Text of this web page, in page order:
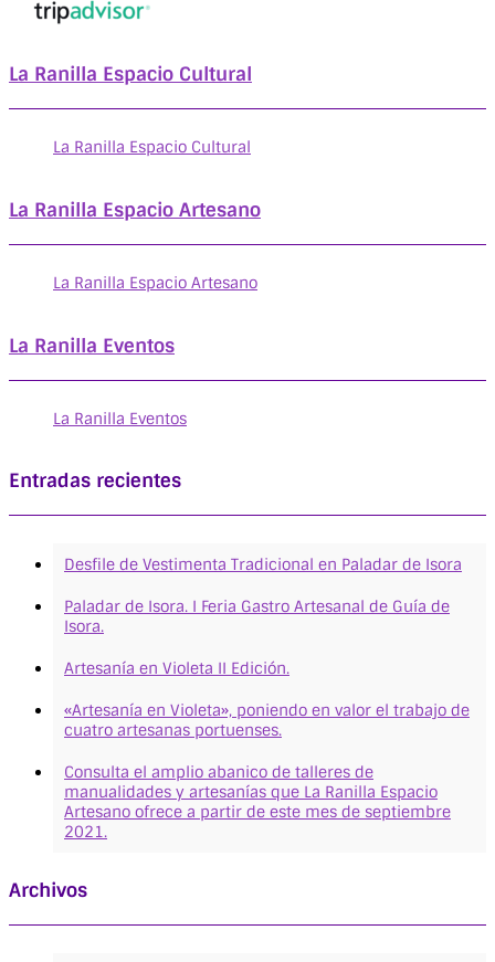
La Ranilla Espacio Cultural
La Ranilla Espacio Cultural
La Ranilla Espacio Artesano
La Ranilla Espacio Artesano
La Ranilla Eventos
La Ranilla Eventos
Entradas recientes
Desfile de Vestimenta Tradicional en Paladar de Isora
Paladar de Isora. I Feria Gastro Artesanal de Guía de
Isora.
Artesanía en Violeta II Edición.
«Artesanía en Violeta», poniendo en valor el trabajo de
cuatro artesanas portuenses.
Consulta el amplio abanico de talleres de
manualidades y artesanías que La Ranilla Espacio
Artesano ofrece a partir de este mes de septiembre
2021.
Archivos